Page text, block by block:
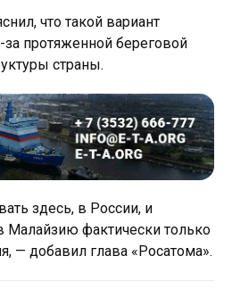
что такой вариант
протяженной береговой
страны.
здесь, в России, и
Малайзию фактически только
— добавил глава «Росатома».